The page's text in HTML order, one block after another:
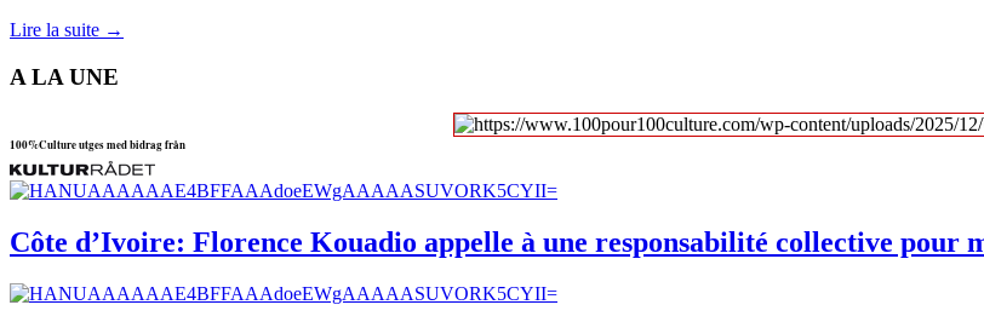
Lire la suite →
A LA UNE
100%Culture utges med bidrag från
Côte d’Ivoire: Florence Kouadio appelle à une responsabilité collective pour